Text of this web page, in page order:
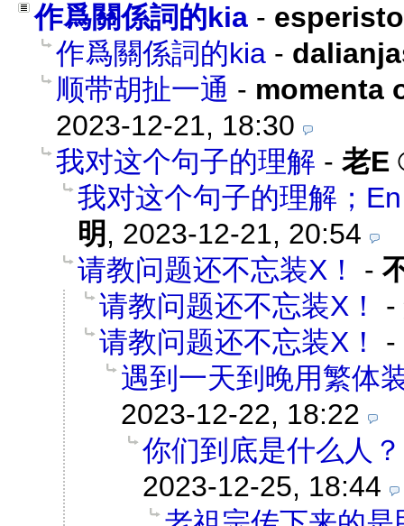
作爲關係詞的kia - esperisto
作爲關係詞的kia -
顺带胡扯一通 - momenta
2023-12-21, 18:30
我对这个句子的理解 - 老E
我对这个句子的理解；
明 , 2023-12-21, 20:54
请教问题还不忘装X！
-
请教问题还不忘装X！
-
请教问题还不忘装X！
-
遇到一天到晚用繁体
2023-12-22, 18:22
你们到底是什么人
2023-12-25, 18:44